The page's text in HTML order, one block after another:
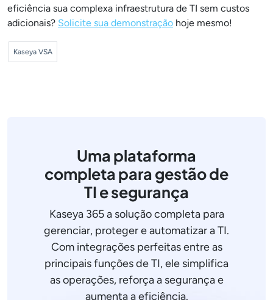
eficiência sua complexa infraestrutura de TI sem custos
adicionais? Solicite sua demonstração hoje mesmo!
Kaseya VSA
Uma plataforma
completa para gestão de
TI e segurança
Kaseya 365 a solução completa para
gerenciar, proteger e automatizar a TI.
Com integrações perfeitas entre as
principais funções de TI, ele simplifica
as operações, reforça a segurança e
aumenta a eficiência.